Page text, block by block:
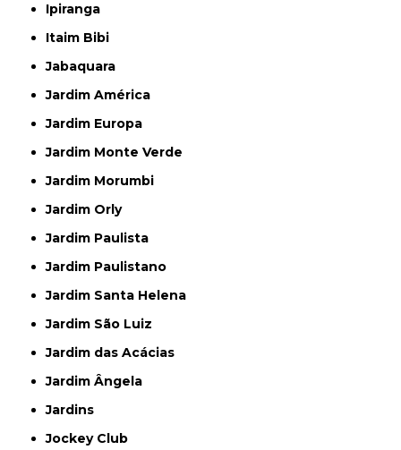
Ipiranga
Itaim Bibi
Jabaquara
Jardim América
Jardim Europa
Jardim Monte Verde
Jardim Morumbi
Jardim Orly
Jardim Paulista
Jardim Paulistano
Jardim Santa Helena
Jardim São Luiz
Jardim das Acácias
Jardim Ângela
Jardins
Jockey Club